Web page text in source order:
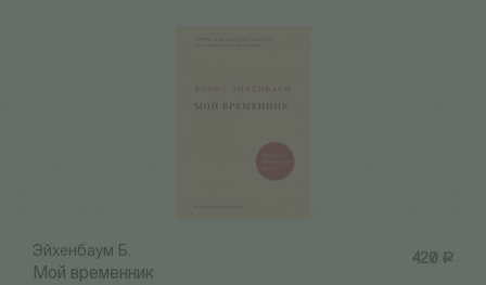
420 Р
Эйхенбаум Б.
Мой временник